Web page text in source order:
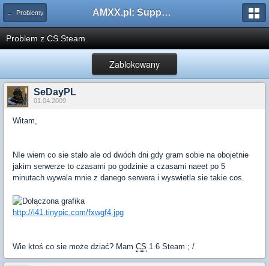
← Problemy AMXX.pl: Support AMX Mod X i SourceMod
Problem z CS Steam.
Zablokowany
SeDayPL
01.04.2009
Witam,
NIe wiem co sie stało ale od dwóch dni gdy gram sobie na obojetnie
jakim serwerze to czasami po godzinie a czasami naeet po 5
minutach wywala mnie z danego serwera i wyswietla sie takie cos.
http://i41.tinypic.com/fxwgf4.jpg
Wie ktoś co sie może dziać? Mam CS 1.6 Steam ; /